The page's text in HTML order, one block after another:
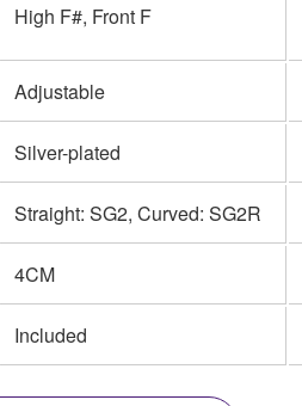
High F#, Front F
Adjustable
Silver-plated
Straight: SG2, Curved: SG2R
4CM
Included